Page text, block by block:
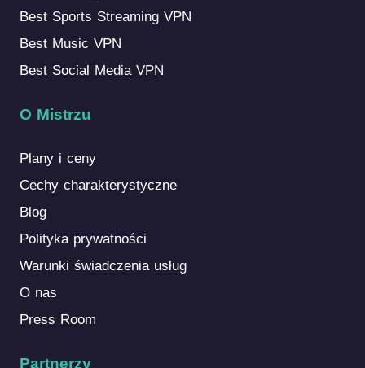
Best Sports Streaming VPN
Best Music VPN
Best Social Media VPN
O Mistrzu
Plany i ceny
Cechy charakterystyczne
Blog
Polityka prywatności
Warunki świadczenia usług
O nas
Press Room
Partnerzy